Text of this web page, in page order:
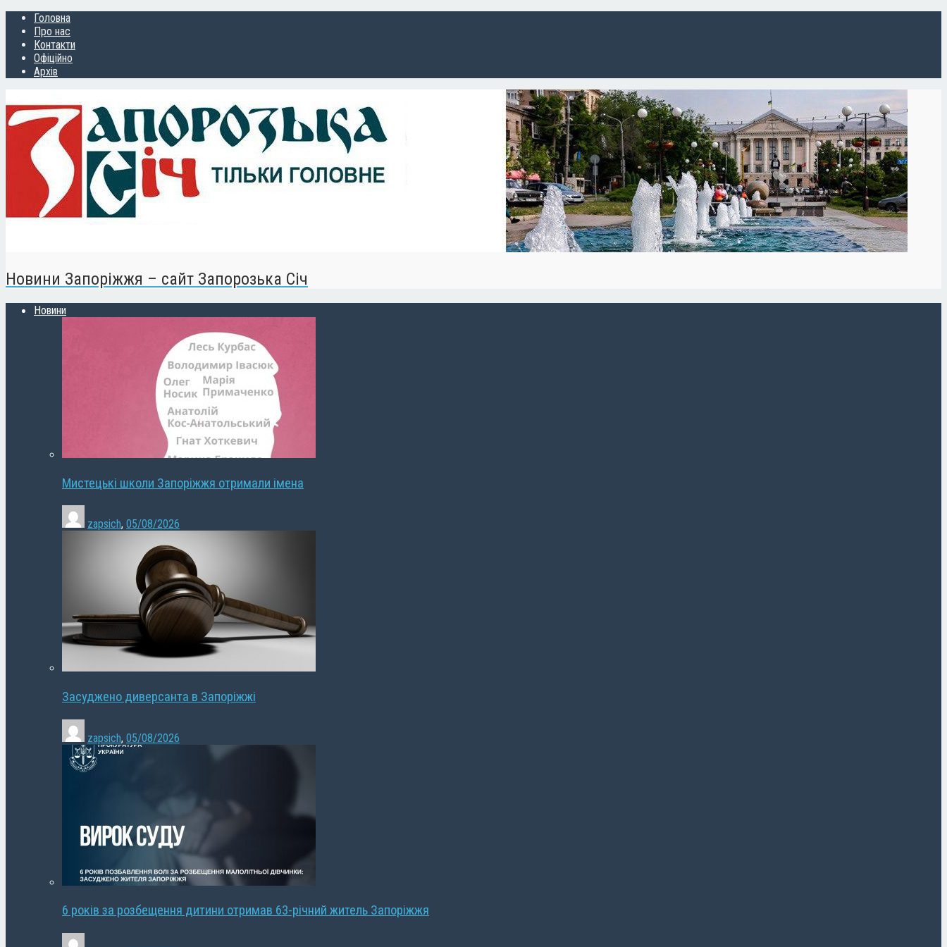
Головна
Про нас
Контакти
Офіційно
Архів
Новини Запоріжжя – сайт Запорозька Січ
Новини
Мистецькі школи Запоріжжя отримали імена
zapsich, 05/08/2026
Засуджено диверсанта в Запоріжжі
zapsich, 05/08/2026
6 років за розбещення дитини отримав 63-річний житель Запоріжжя